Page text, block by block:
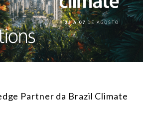
Partner da Brazil Climate